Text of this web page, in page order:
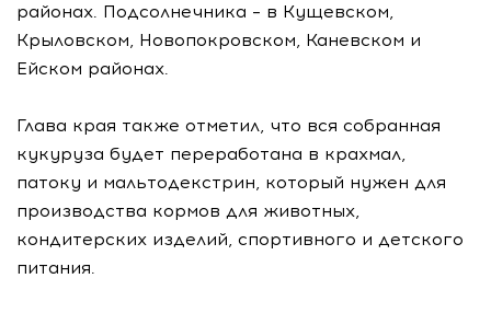
районах. Подсолнечника – в Кущевском,
Крыловском, Новопокровском, Каневском и
Ейском районах.
Глава края также отметил, что вся собранная
кукуруза будет переработана в крахмал,
патоку и мальтодекстрин, который нужен для
производства кормов для животных,
кондитерских изделий, спортивного и детского
питания.